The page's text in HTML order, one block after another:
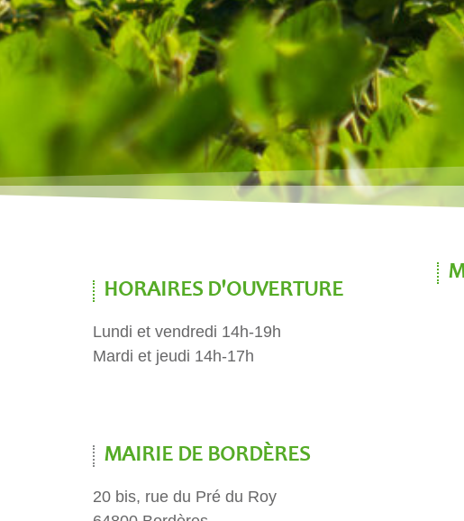
HORAIRES D'OUVERTURE
Lundi et vendredi 14h-19h
Mardi et jeudi 14h-17h
MAIRIE DE BORDÈRES
20 bis, rue du Pré du Roy